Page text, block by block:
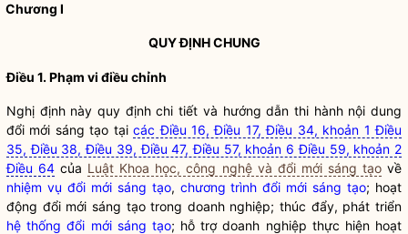
Chương I
QUY ĐỊNH CHUNG
Điều 1. Phạm vi điều chỉnh
Nghị định này quy định chi tiết và hướng dẫn thi hành nội dung
đổi mới sáng tạo tạicác Điều 16, Điều 17, Điều 34, khoản 1 Điều
35, Điều 38, Điều 39, Điều 47, Điều 57, khoản 6 Điều 59, khoản 2
Điều 64 của Luật Khoa học, công nghệ và đổi mới sáng tạovề
nhiệm vụ đổi mới sáng tạo, chương trình đổi mới sáng tạo; hoạt
động đổi mới sáng tạo trong doanh nghiệp; thúc đẩy, phát triển
hệ thống đổi mới sáng tạo; hỗ trợ doanh nghiệp thực hiện hoạt